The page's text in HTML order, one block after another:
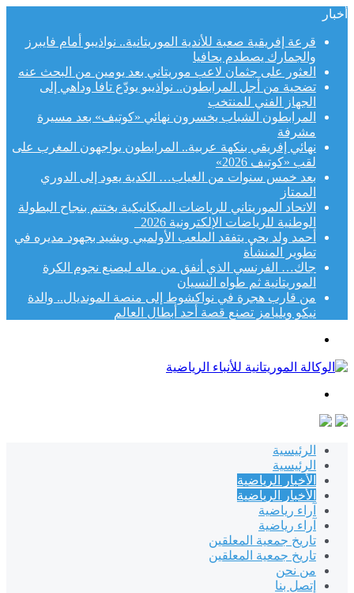
أخبار
قرعة إفريقية صعبة للأندية الموريتانية.. نواذيبو أمام فايبرز
والجمارك يصطدم بحافيا
العثور على جثمان لاعب موريتاني بعد يومين من البحث عنه
تضحية من أجل المرابطون.. نواذيبو يودّع تافا وداهي إلى
الجهاز الفني للمنتخب
المرابطون الشباب يخسرون نهائي «كوتيف» بعد مسيرة
مشرفة
نهائي إفريقي بنكهة عربية.. المرابطون يواجهون المغرب على
لقب «كوتيف 2026»
بعد خمس سنوات من الغياب… الكدية يعود إلى الدوري
الممتاز
الاتحاد الموريتاني للرياضات الميكانيكية يختتم بنجاح البطولة
الوطنية للرياضات الإلكترونية 2026
أحمد ولد يحي يتفقد الملعب الأولمبي ويشيد بجهود مديره في
تطوير المنشأة
جاك… الفرنسي الذي أنفق من ماله ليصنع نجوم الكرة
الموريتانية ثم طواه النسيان
من قارب هجرة في نواكشوط إلى منصة المونديال.. والدة
نيكو ويليامز تصنع قصة أحد أبطال العالم
الرئيسية
الرئيسية
الأخبار الرياضية
الأخبار الرياضية
آراء رياضية
آراء رياضية
تاريخ جمعية المعلقين
تاريخ جمعية المعلقين
من نحن
إتصل بنا